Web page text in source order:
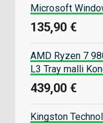
Microsoft
135,90 €
AMD Ryzen 7
L3 Tray malli
439,00 €
Kingston